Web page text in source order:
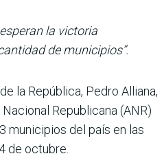
la victoria
de municipios”.
la República, Pedro Alliana,
Republicana (ANR)
municipios del país en las
de octubre.